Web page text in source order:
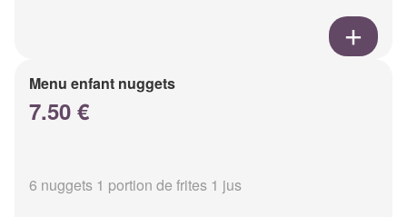
Menu enfant nuggets
7.50 €
6 nuggets 1 portion de frites 1 jus